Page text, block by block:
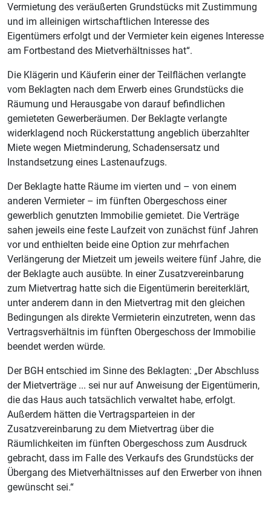
Vermietung des veräußerten Grundstücks mit Zustimmung
und im alleinigen wirtschaftlichen Interesse des
Eigentümers erfolgt und der Vermieter kein eigenes Interesse
am Fortbestand des Mietverhältnisses hat“.
Die Klägerin und Käuferin einer der Teilflächen verlangte
vom Beklagten nach dem Erwerb eines Grundstücks die
Räumung und Herausgabe von darauf befindlichen
gemieteten Gewerberäumen. Der Beklagte verlangte
widerklagend noch Rückerstattung angeblich überzahlter
Miete wegen Mietminderung, Schadensersatz und
Instandsetzung eines Lastenaufzugs.
Der Beklagte hatte Räume im vierten und – von einem
anderen Vermieter – im fünften Obergeschoss einer
gewerblich genutzten Immobilie gemietet. Die Verträge
sahen jeweils eine feste Laufzeit von zunächst fünf Jahren
vor und enthielten beide eine Option zur mehrfachen
Verlängerung der Mietzeit um jeweils weitere fünf Jahre, die
der Beklagte auch ausübte. In einer Zusatzvereinbarung
zum Mietvertrag hatte sich die Eigentümerin bereiterklärt,
unter anderem dann in den Mietvertrag mit den gleichen
Bedingungen als direkte Vermieterin einzutreten, wenn das
Vertragsverhältnis im fünften Obergeschoss der Immobilie
beendet werden würde.
Der BGH entschied im Sinne des Beklagten: „Der Abschluss
der Mietverträge ... sei nur auf Anweisung der Eigentümerin,
die das Haus auch tatsächlich verwaltet habe, erfolgt.
Außerdem hätten die Vertragsparteien in der
Zusatzvereinbarung zu dem Mietvertrag über die
Räumlichkeiten im fünften Obergeschoss zum Ausdruck
gebracht, dass im Falle des Verkaufs des Grundstücks der
Übergang des Mietverhältnisses auf den Erwerber von ihnen
gewünscht sei.“